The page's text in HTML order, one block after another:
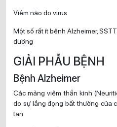
Viêm não do virus
Một số rất ít bệnh Alzheimer,
dương
GIẢI PHẪU BỆNH
Bệnh Alzheimer
Các mảng viêm thần kinh
do sự lắng đọng bất thường của
tan